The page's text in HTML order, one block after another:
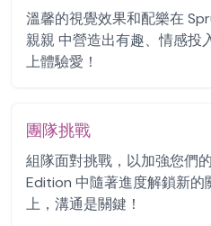
溫馨的視覺效果和配樂在
親親 中營造出有趣、情感投
上體驗愛！
團隊挑戰
組隊面對挑戰，以加強您們
Edition 中隨著進度解鎖新的
上，溝通是關鍵！